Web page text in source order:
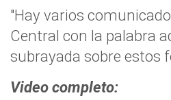
"Hay varios
Central con la palabra
subrayada sobre estos
Video completo: